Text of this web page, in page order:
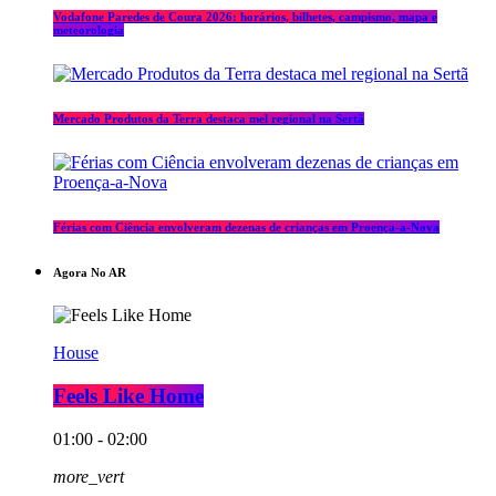
Vodafone Paredes de Coura 2026: horários, bilhetes, campismo, mapa e
meteorologia
Mercado Produtos da Terra destaca mel regional na Sertã
Férias com Ciência envolveram dezenas de crianças em Proença-a-Nova
Agora No AR
House
Feels Like Home
01:00 - 02:00
more_vert